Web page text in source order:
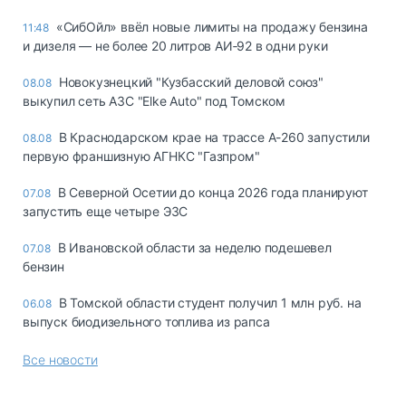
11:48 «СибОйл» ввёл новые лимиты на продажу бензина
и дизеля — не более 20 литров АИ‑92 в одни руки
08.08 Новокузнецкий "Кузбасский деловой союз"
выкупил сеть АЗС "Elke Auto" под Томском
08.08 В Краснодарском крае на трассе А-260 запустили
первую франшизную АГНКС "Газпром"
07.08 В Северной Осетии до конца 2026 года планируют
запустить еще четыре ЭЗС
07.08 В Ивановской области за неделю подешевел
бензин
06.08 В Томской области студент получил 1 млн руб. на
выпуск биодизельного топлива из рапса
Все новости